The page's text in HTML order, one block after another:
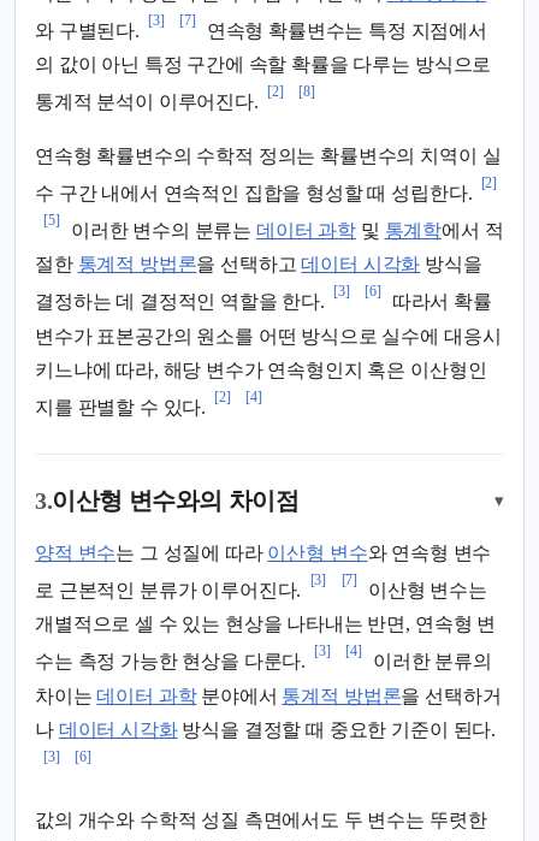
와 구별된다.
[3] [7]
연속형 확률변수는 특정 지점에서
의 값이 아닌 특정 구간에 속할 확률을 다루는 방식으로
통계적 분석이 이루어진다.
[2] [8]
연속형 확률변수의 수학적 정의는 확률변수의 치역이 실
수 구간 내에서 연속적인 집합을 형성할 때 성립한다.
[2]
[5]
이러한 변수의 분류는 데이터 과학및 통계학에서 적
절한 통계적 방법론을 선택하고데이터 시각화 방식을
결정하는 데 결정적인 역할을 한다.
[3] [6]
따라서 확률
변수가 표본공간의 원소를 어떤 방식으로 실수에 대응시
키느냐에 따라, 해당 변수가 연속형인지 혹은 이산형인
지를 판별할 수 있다.
[2] [4]
3.이산형 변수와의 차이점 ▾
양적 변수는 그 성질에 따라 이산형 변수와 연속형 변수
로 근본적인 분류가 이루어진다.
[3] [7]
이산형 변수는
개별적으로 셀 수 있는 현상을 나타내는 반면, 연속형 변
수는 측정 가능한 현상을 다룬다.
[3] [4]
이러한 분류의
차이는데이터 과학분야에서 통계적 방법론을 선택하거
나 데이터 시각화방식을 결정할 때 중요한 기준이 된다.
[3] [6]
값의 개수와 수학적 성질 측면에서도 두 변수는 뚜렷한